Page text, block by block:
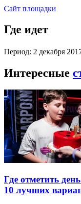
Сайт площадки
Где идет
Период: 2 декабря
Интересные
Где отметить
10 лучших